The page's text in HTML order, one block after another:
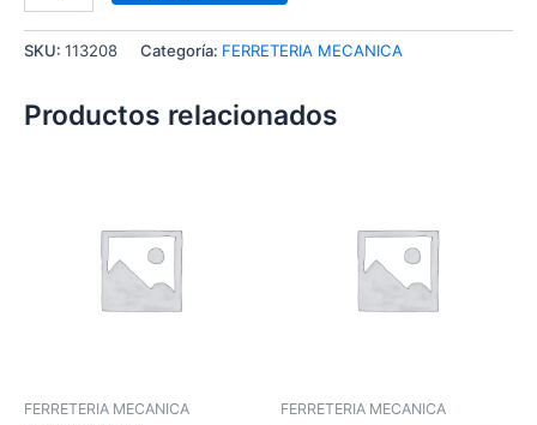
SKU: 113208 Categoría: FERRETERIA MECANICA
Productos relacionados
FERRETERIA MECANICA FERRETERIA MECANICA